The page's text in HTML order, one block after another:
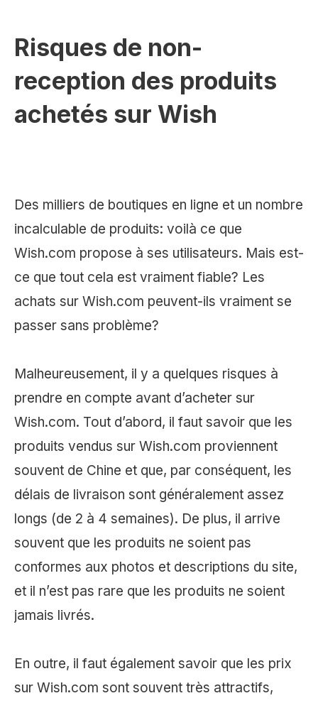
Risques de non-
reception des produits
achetés sur Wish
Des milliers de boutiques en ligne et un nombre
incalculable de produits: voilà ce que
Wish.com propose à ses utilisateurs. Mais est-
ce que tout cela est vraiment fiable? Les
achats sur Wish.com peuvent-ils vraiment se
passer sans problème?
Malheureusement, il y a quelques risques à
prendre en compte avant d’acheter sur
Wish.com. Tout d’abord, il faut savoir que les
produits vendus sur Wish.com proviennent
souvent de Chine et que, par conséquent, les
délais de livraison sont généralement assez
longs (de 2 à 4 semaines). De plus, il arrive
souvent que les produits ne soient pas
conformes aux photos et descriptions du site,
et il n’est pas rare que les produits ne soient
jamais livrés.
En outre, il faut également savoir que les prix
sur Wish.com sont souvent très attractifs,